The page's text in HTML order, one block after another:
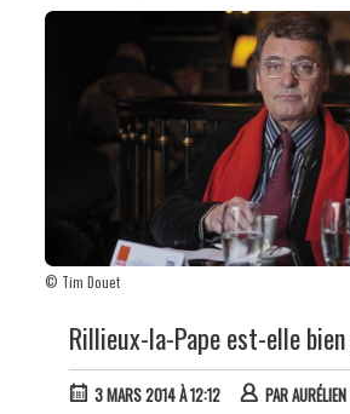
© Tim Douet
Rillieux-la-Pape est-elle
3 MARS 2014 À 12:12 PAR